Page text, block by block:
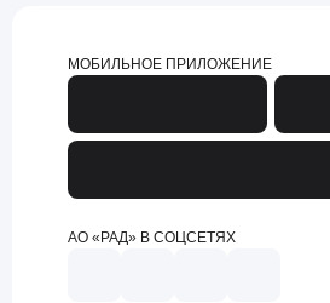
МОБИЛЬНОЕ ПРИЛОЖЕНИЕ
АО «РАД» В СОЦСЕТЯХ